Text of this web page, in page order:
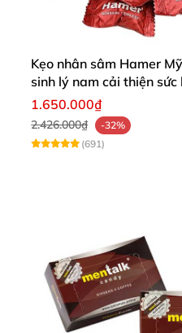
Kẹo nhân sâm Hamer
sinh lý nam cải thiện sức
1.650.000₫
2.426.000₫
-32%
(691)